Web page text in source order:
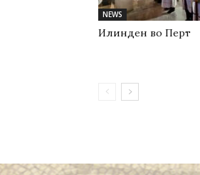
NEWS
Илинден во Перт